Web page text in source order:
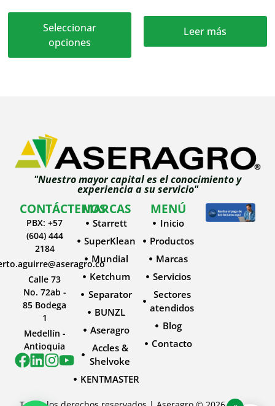
Seleccionar
opciones
Leer más
"Nuestro mayor capital es el conocimiento y
experiencia a su servicio"
CONTÁCTENOS
PBX: +57
(604) 444
2184
Calle 73
No. 72ab -
85 Bodega
1
Medellín -
Antioquia
MARCAS
Starrett
SuperKlean
Mundial
Ketchum
Separator
BUNZL
Aseragro
Accles &
Shelvoke
KENTMASTER
MENÚ
Inicio
Productos
Marcas
Servicios
Sectores
atendidos
Blog
Contacto